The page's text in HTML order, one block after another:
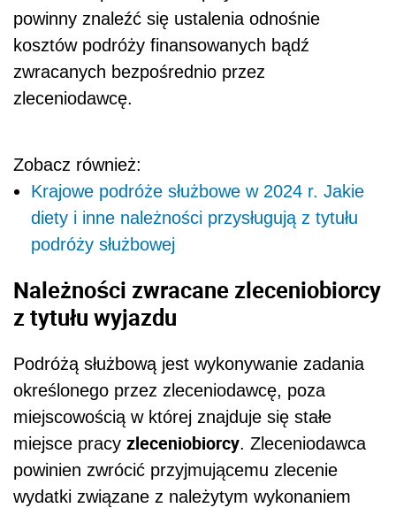
powinny znaleźć się ustalenia odnośnie
kosztów podróży finansowanych bądź
zwracanych bezpośrednio przez
zleceniodawcę.
Zobacz również:
Krajowe podróże służbowe w 2024 r. Jakie
diety i inne należności przysługują z tytułu
podróży służbowej
Należności zwracane zleceniobiorcy
z tytułu wyjazdu
Podróżą służbową jest wykonywanie zadania
określonego przez zleceniodawcę, poza
miejscowością w której znajduje się stałe
miejsce pracy zleceniobiorcy. Zleceniodawca
powinien zwrócić przyjmującemu zlecenie
wydatki związane z należytym wykonaniem